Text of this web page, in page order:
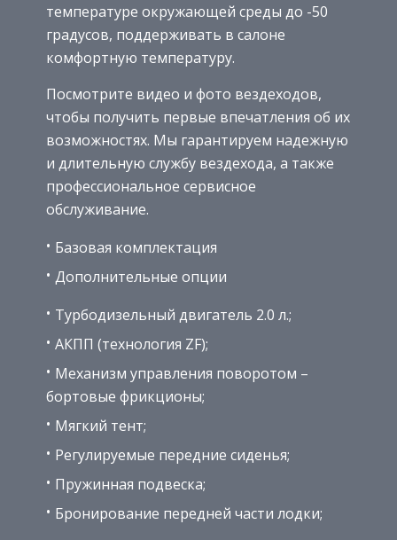
температуре окружающей среды до -50
градусов, поддерживать в салоне
комфортную температуру.
Посмотрите видео и фото вездеходов,
чтобы получить первые впечатления об их
возможностях. Мы гарантируем надежную
и длительную службу вездехода, а также
профессиональное сервисное
обслуживание.
Базовая комплектация
Дополнительные опции
Турбодизельный двигатель 2.0 л.;
АКПП (технология ZF);
Механизм управления поворотом –
бортовые фрикционы;
Мягкий тент;
Регулируемые передние сиденья;
Пружинная подвеска;
Бронирование передней части лодки;